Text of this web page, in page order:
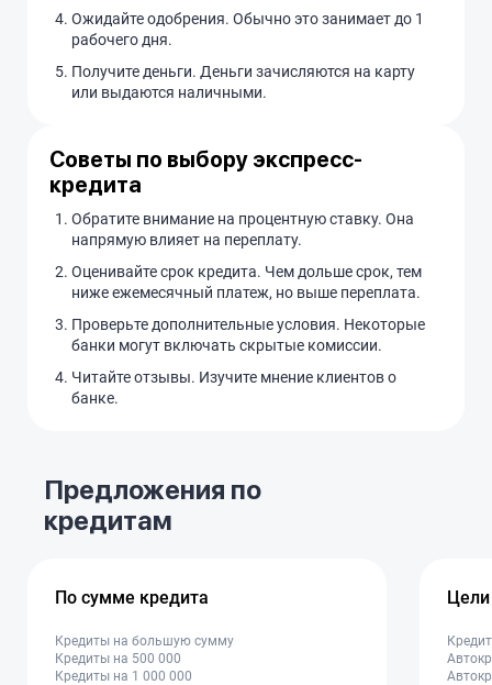
Ожидайте одобрения. Обычно это занимает до 1
рабочего дня.
Получите деньги. Деньги зачисляются на карту
или выдаются наличными.
Советы по выбору экспресс-
кредита
Обратите внимание на процентную ставку. Она
напрямую влияет на переплату.
Оценивайте срок кредита. Чем дольше срок, тем
ниже ежемесячный платеж, но выше переплата.
Проверьте дополнительные условия. Некоторые
банки могут включать скрытые комиссии.
Читайте отзывы. Изучите мнение клиентов о
банке.
Предложения по
кредитам
По сумме кредита
Кредиты на большую сумму
Кредиты на 500 000
Кредиты на 1 000 000